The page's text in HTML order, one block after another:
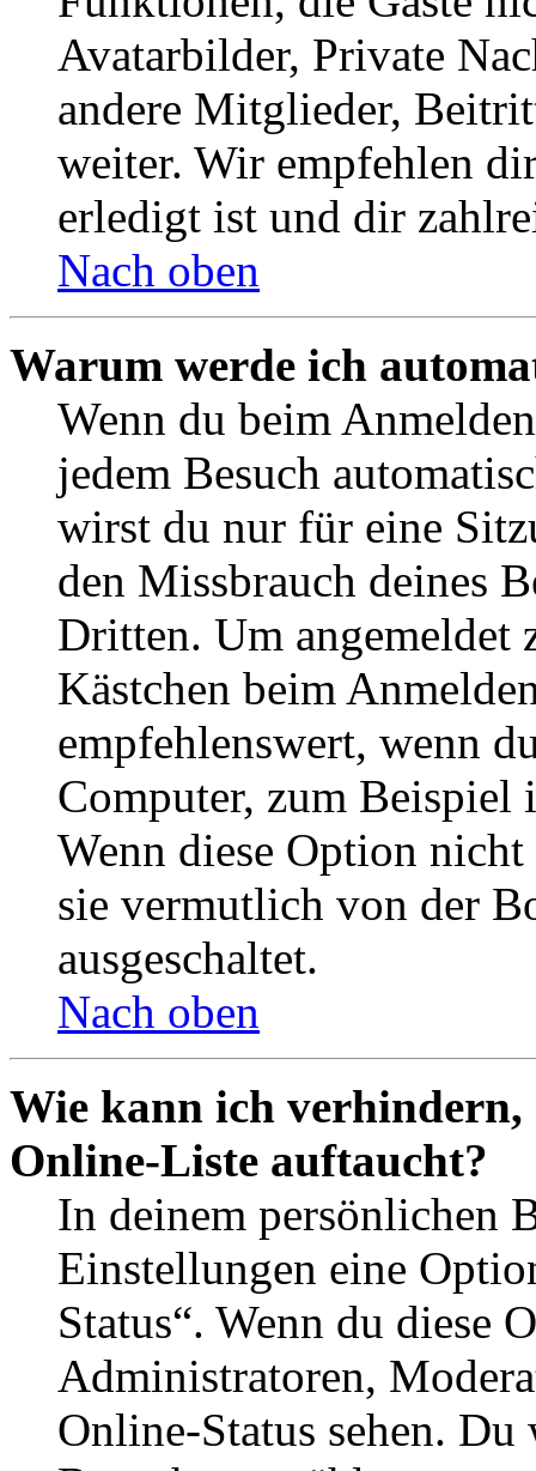
Avatarbilder, Private
andere Mitglieder,
weiter. Wir empfehlen
erledigt ist und dir
Nach oben
Warum werde ich
Wenn du beim
jedem Besuch
wirst du nur für eine
den Missbrauch deines
Dritten. Um angemeldet
Kästchen beim
empfehlenswert, wenn
Computer, zum Beispiel
Wenn diese Option
sie vermutlich von der
ausgeschaltet.
Nach oben
Wie kann ich verhindern,
Online-Liste auftaucht?
In deinem persönlichen
Einstellungen eine
Status“. Wenn du diese
Administratoren,
Online-Status sehen.